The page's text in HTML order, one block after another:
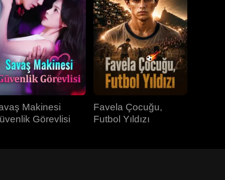
Makinesi
Görevlisi
Favela Çocuğu,
Futbol Yıldızı